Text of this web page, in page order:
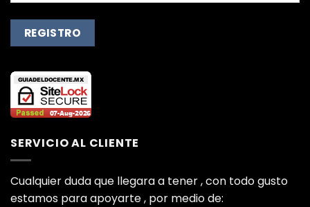
SERVICIO AL CLIENTE
Cualquier duda que llegara a tener , con todo gusto
estamos para apoyarte , por medio de: